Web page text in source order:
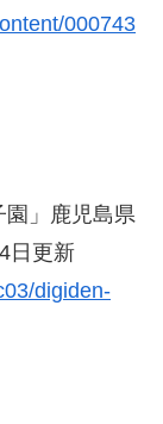
000743
園」鹿児島県
日更新
digiden-